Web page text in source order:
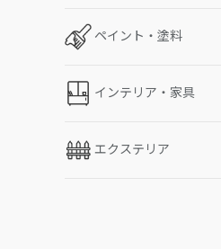
ペイント・塗料
インテリア・家具
エクステリア